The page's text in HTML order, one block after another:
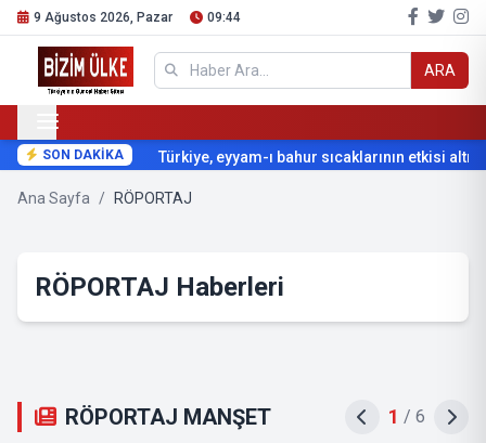
9 Ağustos 2026, Pazar 09:44
ARA
SON DAKİKA Türkiye, eyyam-ı bahur sıcaklarının etkisi
Ana Sayfa / RÖPORTAJ
RÖPORTAJ Haberleri
RÖPORTAJ MANŞET 1 / 6